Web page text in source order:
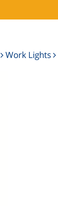
Work Lights